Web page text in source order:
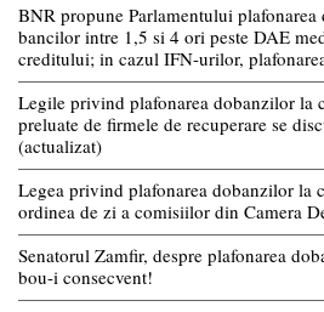
BNR propune Parlamentului
bancilor intre 1,5 si 4 ori peste DAE
creditului; in cazul IFN-urilor,
Legile privind plafonarea dobanzilor la
preluate de firmele de recuperare se
(actualizat)
Legea privind plafonarea dobanzilor la
ordinea de zi a comisiilor din Camera
Senatorul Zamfir, despre plafonarea
bou-i consecvent!